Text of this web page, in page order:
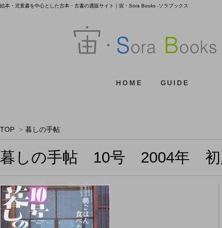
絵本・児童書を中心とした古本・古書の通販サイト｜宙・Sora Books -ソラブックス
HOME GUIDE
TOP > 暮しの手帖
暮しの手帖 10号 2004年 初